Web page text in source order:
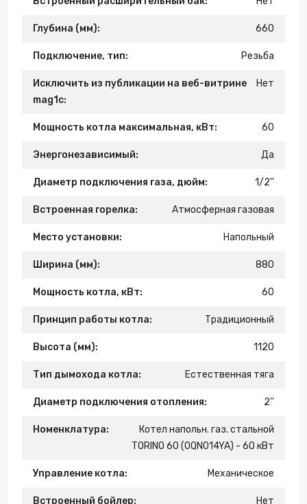
Глубина (мм): 660
Подключение, тип: Резьба
Исключить из публикации на веб-витрине
mag1c:
Нет
Мощность котла максимальная, кВт: 60
Энергонезависимый: Да
Диаметр подключения газа, дюйм: 1/2''
Встроенная горелка: Атмосферная газовая
Место установки: Напольный
Ширина (мм): 880
Мощность котла, кВт: 60
Принцип работы котла: Традиционный
Высота (мм): 1120
Тип дымохода котла: Естественная тяга
Диаметр подключения отопления: 2''
Номенклатура:
Котел напольн. газ. стальной
TORINO 60 (0QN014YA) - 60 кВт
Управление котла: Механическое
Встроенный бойлер: Нет